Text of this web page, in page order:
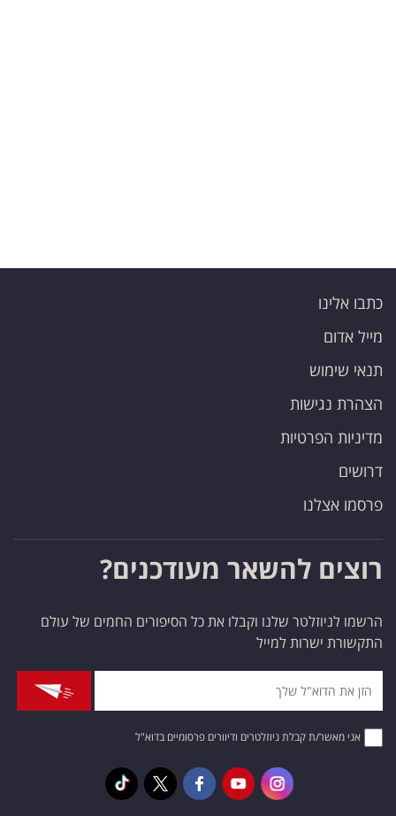
כתבו אלינו
מייל אדום
תנאי שימוש
הצהרת נגישות
מדיניות הפרטיות
דרושים
פרסמו אצלנו
רוצים להשאר מעודכנים?
הרשמו לניוזלטר שלנו וקבלו את כל הסיפורים החמים של עולם
התקשורת ישרות למייל
אני מאשר/ת קבלת ניוזלטרים ודיוורים פרסומיים בדוא"ל